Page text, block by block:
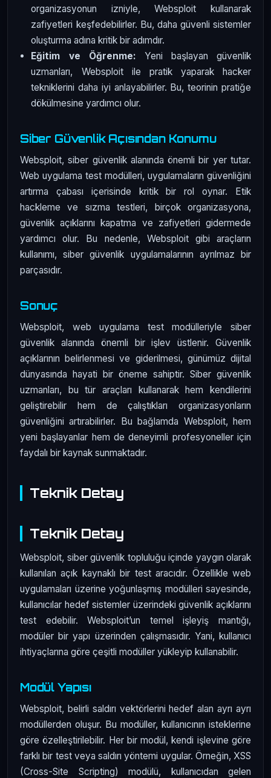
organizasyonun izniyle, Websploit kullanarak
zafiyetleri keşfedebilirler. Bu, daha güvenli sistemler
oluşturma adına kritik bir adımdır.
Eğitim ve Öğrenme: Yeni başlayan güvenlik
uzmanları, Websploit ile pratik yaparak hacker
tekniklerini daha iyi anlayabilirler. Bu, teorinin pratiğe
dökülmesine yardımcı olur.
Siber Güvenlik Açısından Konumu
Websploit, siber güvenlik alanında önemli bir yer tutar.
Web uygulama test modülleri, uygulamaların güvenliğini
artırma çabası içerisinde kritik bir rol oynar. Etik
hackleme ve sızma testleri, birçok organizasyona,
güvenlik açıklarını kapatma ve zafiyetleri gidermede
yardımcı olur. Bu nedenle, Websploit gibi araçların
kullanımı, siber güvenlik uygulamalarının ayrılmaz bir
parçasıdır.
Sonuç
Websploit, web uygulama test modülleriyle siber
güvenlik alanında önemli bir işlev üstlenir. Güvenlik
açıklarının belirlenmesi ve giderilmesi, günümüz dijital
dünyasında hayati bir öneme sahiptir. Siber güvenlik
uzmanları, bu tür araçları kullanarak hem kendilerini
geliştirebilir hem de çalıştıkları organizasyonların
güvenliğini artırabilirler. Bu bağlamda Websploit, hem
yeni başlayanlar hem de deneyimli profesyoneller için
faydalı bir kaynak sunmaktadır.
Teknik Detay
Teknik Detay
Websploit, siber güvenlik topluluğu içinde yaygın olarak
kullanılan açık kaynaklı bir test aracıdır. Özellikle web
uygulamaları üzerine yoğunlaşmış modülleri sayesinde,
kullanıcılar hedef sistemler üzerindeki güvenlik açıklarını
test edebilir. Websploit’un temel işleyiş mantığı,
modüler bir yapı üzerinden çalışmasıdır. Yani, kullanıcı
ihtiyaçlarına göre çeşitli modüller yükleyip kullanabilir.
Modül Yapısı
Websploit, belirli saldırı vektörlerini hedef alan ayrı ayrı
modüllerden oluşur. Bu modüller, kullanıcının isteklerine
göre özelleştirilebilir. Her bir modül, kendi işlevine göre
farklı bir test veya saldırı yöntemi uygular. Örneğin, XSS
(Cross-Site Scripting) modülü, kullanıcıdan gelen